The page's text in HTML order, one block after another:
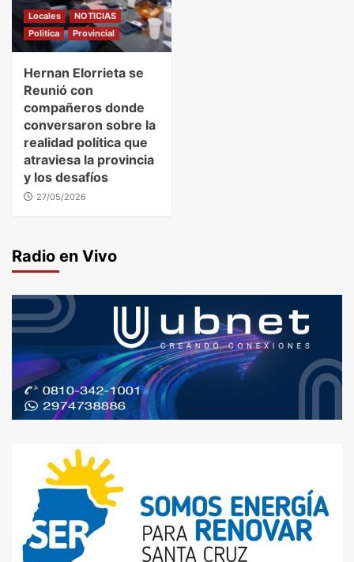
Locales
NOTICIAS
Politica
Provincial
Hernan Elorrieta se
Reunió con
compañeros donde
conversaron sobre la
realidad política que
atraviesa la provincia
y los desafíos
27/05/2026
Radio en Vivo